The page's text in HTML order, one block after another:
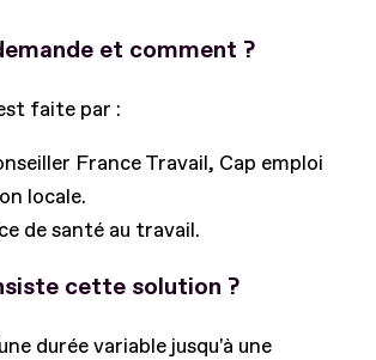
et comment ?
faite par :
France Travail, Cap emploi
locale.
de santé au travail.
cette solution ?
durée variable jusqu'à une